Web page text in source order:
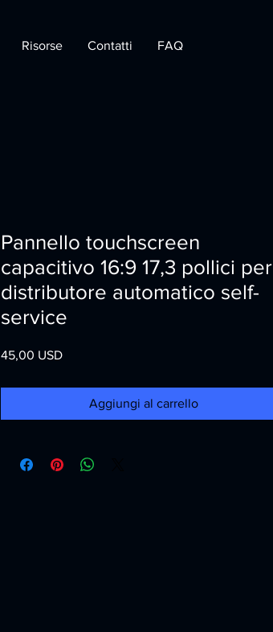
Risorse Contatti FAQ
Pannello touchscreen
capacitivo 16:9 17,3 pollici per
distributore automatico self-
service
45,00 USDPrezzo
Aggiungi al carrello